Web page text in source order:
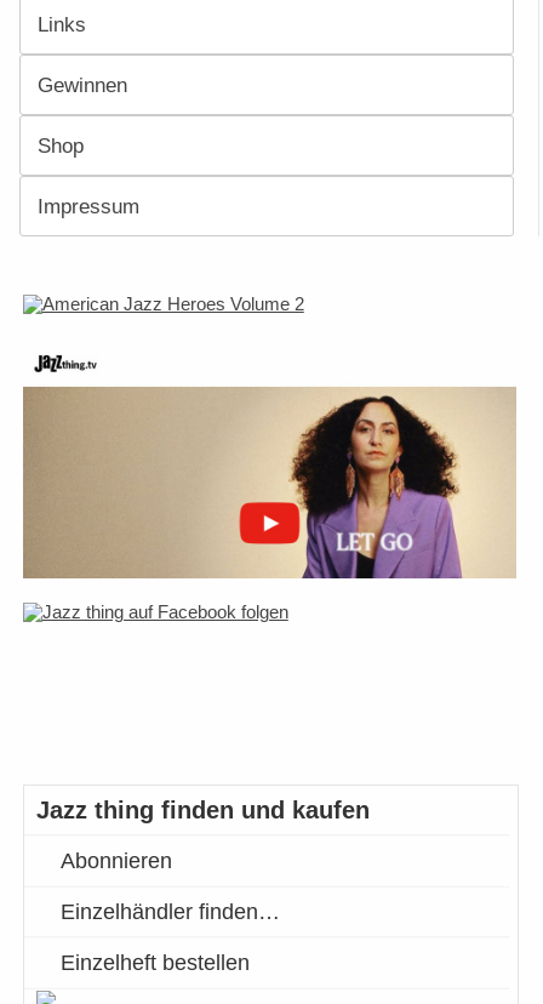
Links
Gewinnen
Shop
Impressum
Jazz thing finden und kaufen
Abonnieren
Einzelhändler finden…
Einzelheft bestellen